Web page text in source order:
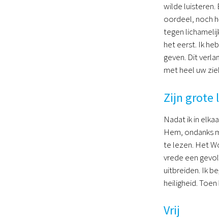
wilde luisteren.
oordeel, noch
tegen
het eerst. Ik
geven. Dit
met heel uw
Zijn grote
Nadat ik in
Hem, ondanks
te lezen. Het
vrede een
uitbreiden. Ik
heiligheid.
Vrij